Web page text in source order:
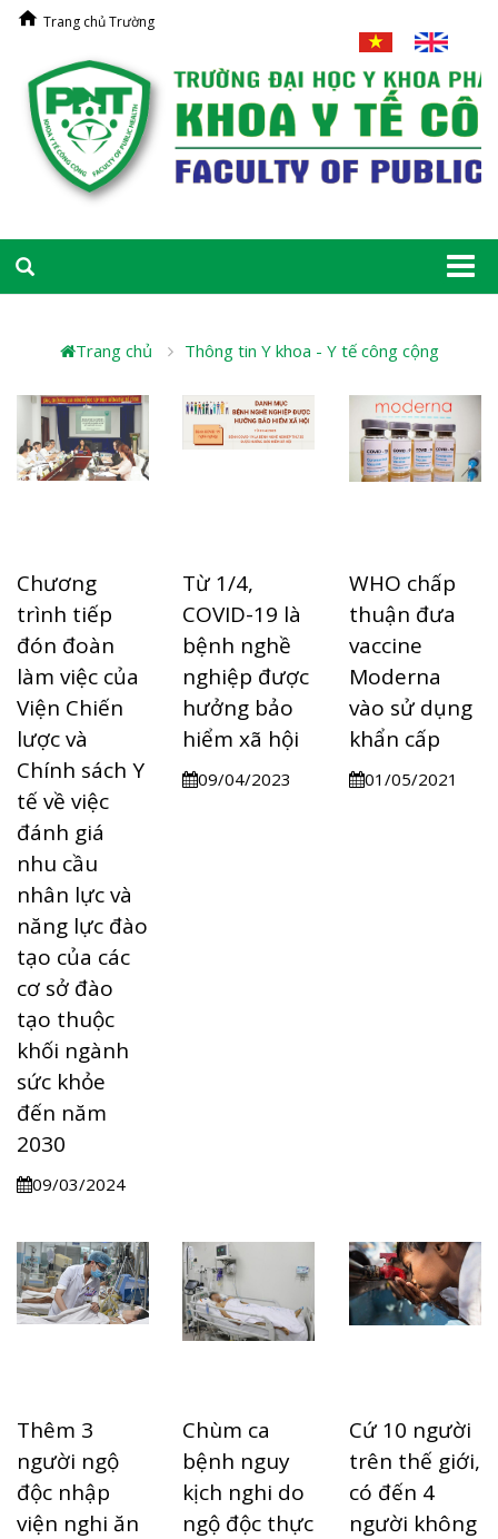
Trang chủ Trường
Trang chủ Thông tin Y khoa - Y tế công cộng
Chương
trình tiếp
đón đoàn
làm việc của
Viện Chiến
lược và
Chính sách Y
tế về việc
đánh giá
nhu cầu
nhân lực và
năng lực đào
tạo của các
cơ sở đào
tạo thuộc
khối ngành
sức khỏe
đến năm
2030
09/03/2024
Từ 1/4,
COVID-19 là
bệnh nghề
nghiệp được
hưởng bảo
hiểm xã hội
09/04/2023
WHO chấp
thuận đưa
vaccine
Moderna
vào sử dụng
khẩn cấp
01/05/2021
Thêm 3
người ngộ
độc nhập
viện nghi ăn
Chùm ca
bệnh nguy
kịch nghi do
ngộ độc thực
Cứ 10 người
trên thế giới,
có đến 4
người không